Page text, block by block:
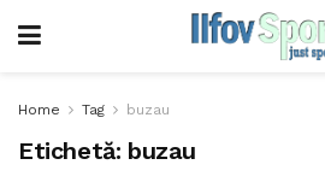
Home Tag buzau
Etichetă: buzau